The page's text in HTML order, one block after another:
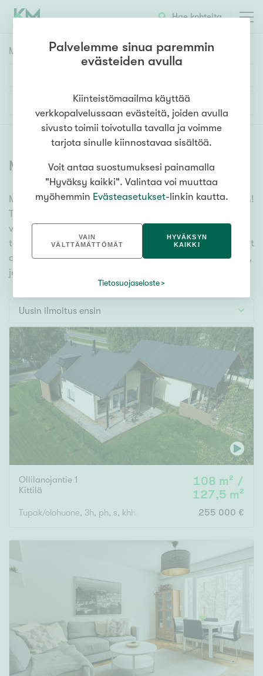
Hae kohteita
Myyntikohteet
1h 2h 3h 4h 5h+
Asuntotyyppi
Kerros-/luhtitalo
Rivitalo/paritalo
Omakoti-/erillistalo
Maa- tai metsätila
Vapaa-ajan asunto
000 000 €
Asuinpinta-ala Kokonaispinta-ala
m²
Uudiskohteet
Vain uudiskohteet Ei uudiskohteita
Lisää hakuehtoja
Myytävät asunnot (6394)
Meiltä löydät myytävät asunnot, oli tarpeesi mikä vain!
Tuhansien kohteiden ja satojen kiinteistönvälittäjien
verkostomme auttaa sinua kenties elämäsi
tärkeimmässä päätöksessä. Katso alta kaikki myytävät
asunnot. Hyödynnä myös kätevää hakutyökaluamme,
jonka avulla löydät omien toiveidesi mukaisen kodin.
Uusin ilmoitus ensin
Ollilanojantie 1
Kittilä
108 m² /
127,5 m²
Tupak/olohuone, 3h, ph, s, khh, et, 2wc 255 000 €
Palvelemme sinua paremmin
evästeiden avulla
Kiinteistömaailma käyttää
verkkopalvelussaan evästeitä, joiden avulla
sivusto toimii toivotulla tavalla ja voimme
tarjota sinulle kiinnostavaa sisältöä.
Voit antaa suostumuksesi painamalla
"Hyväksy kaikki". Valintaa voi muuttaa
myöhemmin Evästeasetukset-linkin kautta.
VAIN
VÄLTTÄMÄTTÖMÄT
HYVÄKSYN
KAIKKI
Tietosuojaseloste